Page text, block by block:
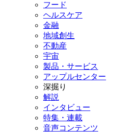
フード
ヘルスケア
金融
地域創生
不動産
宇宙
製品・サービス
アップルセンター
深掘り
解説
インタビュー
特集・連載
音声コンテンツ